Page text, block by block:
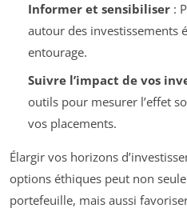
Informer et sensibiliser:
autour des investissements
entourage.
Suivre l’impact de vos
outils pour mesurer l’effet
vos placements.
Élargir vos horizons
options éthiques peut non
portefeuille, mais aussi